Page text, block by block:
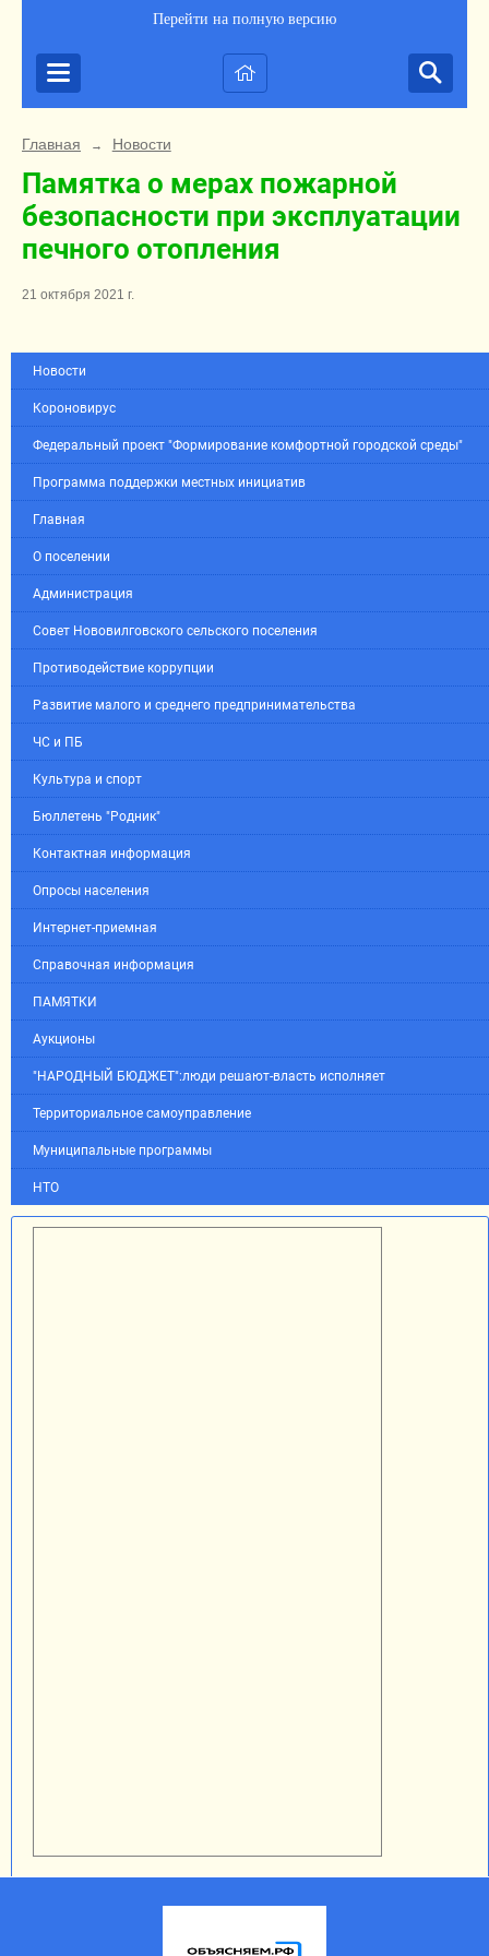
Перейти на полную версию
Главная → Новости
Памятка о мерах пожарной
безопасности при эксплуатации
печного отопления
21 октября 2021 г.
Новости
Короновирус
Федеральный проект "Формирование комфортной городской среды"
Программа поддержки местных инициатив
Главная
О поселении
Администрация
Совет Нововилговского сельского поселения
Противодействие коррупции
Развитие малого и среднего предпринимательства
ЧС и ПБ
Культура и спорт
Бюллетень "Родник"
Контактная информация
Опросы населения
Интернет-приемная
Справочная информация
ПАМЯТКИ
Аукционы
"НАРОДНЫЙ БЮДЖЕТ":люди решают-власть исполняет
Территориальное самоуправление
Муниципальные программы
НТО